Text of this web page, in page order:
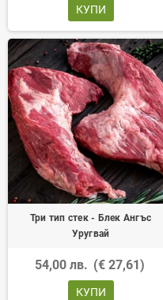
КУПИ
Три тип стек - Блек Ангъс
Уругвай
54,00 лв. (€ 27,61)
КУПИ